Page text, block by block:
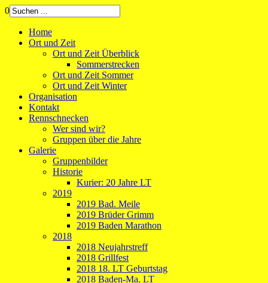
0
Home
Ort und Zeit
Ort und Zeit Überblick
Sommerstrecken
Ort und Zeit Sommer
Ort und Zeit Winter
Organisation
Kontakt
Rennschnecken
Wer sind wir?
Gruppen über die Jahre
Galerie
Gruppenbilder
Historie
Kurier: 20 Jahre LT
2019
2019 Bad. Meile
2019 Brüder Grimm
2019 Baden Marathon
2018
2018 Neujahrstreff
2018 Grillfest
2018 18. LT Geburtstag
2018 Baden-Ma. LT